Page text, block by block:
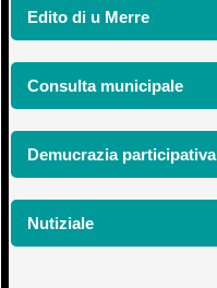
Edito di u Merre
Consulta municipale
Demucrazia participativa
Nutiziale